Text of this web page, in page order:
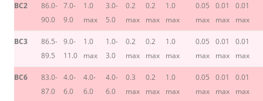
BC2
86.0-
90.0
7.0-
9.0
1.0
max
3.0-
5.0
0.2
max
0.2
max
1.0
max
0.05
max
0.01
max
0.01
max
BC3
86.5-
89.5
9.0-
11.0
1.0
max
1.0-
3.0
0.2
max
0.2
max
1.0
max
0.05
max
0.01
max
0.01
max
BC6
83.0-
87.0
4.0-
6.0
4.0-
6.0
4.0-
6.0
0.3
max
0.2
max
1.0
max
0.05
max
0.01
max
0.01
max